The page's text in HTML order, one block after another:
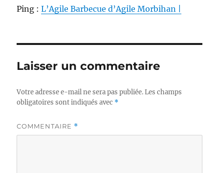
Ping :L’Agile Barbecue d’Agile Morbihan |
Laisser un commentaire
Votre adresse e-mail ne sera pas publiée. Les champs
obligatoires sont indiqués avec *
COMMENTAIRE *